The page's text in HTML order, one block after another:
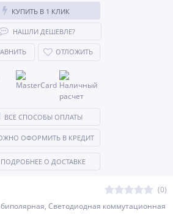
(0)
Светодиодная коммутационная
КУПИТЬ В 1 КЛИК
НАШЛИ ДЕШЕВЛЕ?
ОТЛОЖИТЬ
ВСЕ СПОСОБЫ ОПЛАТЫ
ОФОРМИТЬ В КРЕДИТ
ПОДРОБНЕЕ О ДОСТАВКЕ